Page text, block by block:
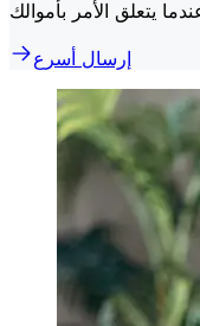
إرسال أسرع